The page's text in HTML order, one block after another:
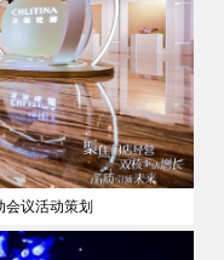
会议活动策划